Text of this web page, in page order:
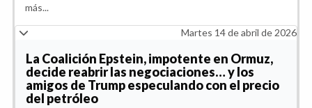
más...
Martes 14 de abril de 2026
La Coalición Epstein, impotente en Ormuz,
decide reabrir las negociaciones… y los
amigos de Trump especulando con el precio
del petróleo